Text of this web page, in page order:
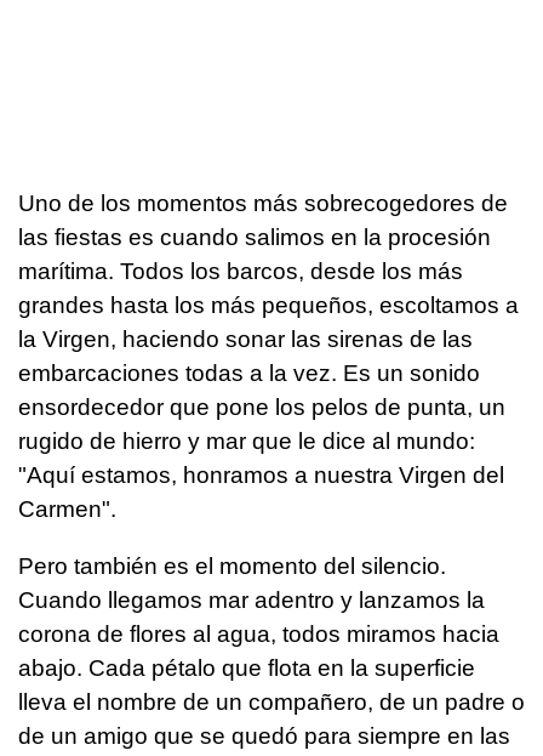
Uno de los momentos más sobrecogedores de
las fiestas es cuando salimos en la procesión
marítima. Todos los barcos, desde los más
grandes hasta los más pequeños, escoltamos a
la Virgen, haciendo sonar las sirenas de las
embarcaciones todas a la vez. Es un sonido
ensordecedor que pone los pelos de punta, un
rugido de hierro y mar que le dice al mundo:
"Aquí estamos, honramos a nuestra Virgen del
Carmen".
Pero también es el momento del silencio.
Cuando llegamos mar adentro y lanzamos la
corona de flores al agua, todos miramos hacia
abajo. Cada pétalo que flota en la superficie
lleva el nombre de un compañero, de un padre o
de un amigo que se quedó para siempre en las